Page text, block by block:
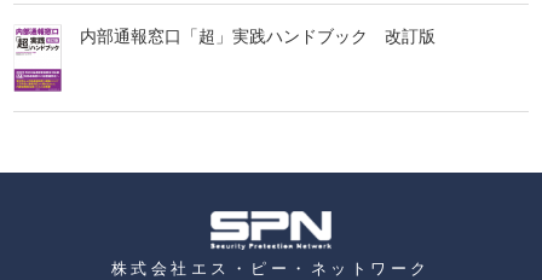
内部通報窓口「超」実践ハンドブック 改訂版
株式会社エス・ピー・ネットワーク